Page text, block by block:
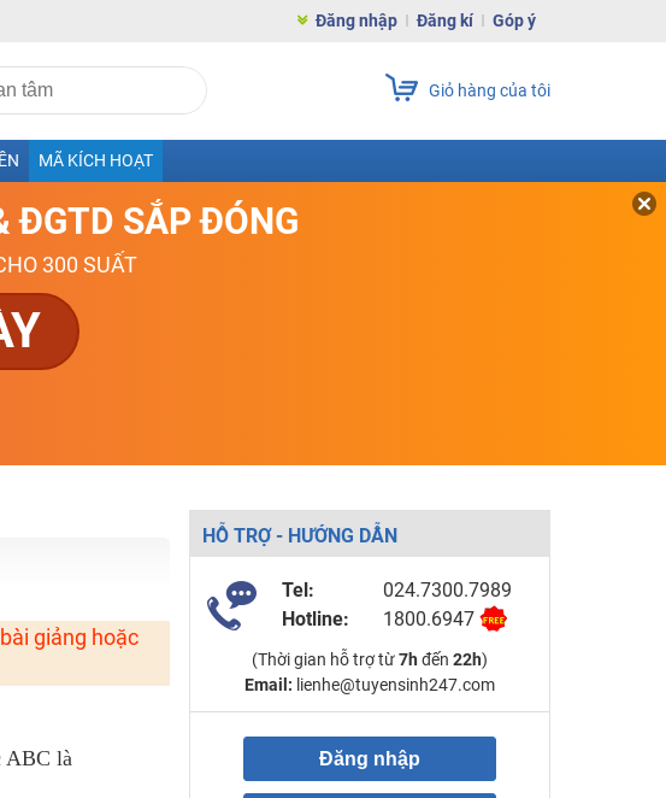
Đăng nhập Đăng kí Góp ý
Giỏ hàng của tôi
MÃ KÍCH HOẠT
ĐGTD SẮP ĐÓNG
300 SUẤT
giảng hoặc
ABC là
HỖ TRỢ - HƯỚNG DẪN
Tel:
024.7300.7989
Hotline:
1800.6947
(Thời gian hỗ trợ từ7h đến 22h)
Email: lienhe@tuyensinh247.com
Đăng nhập